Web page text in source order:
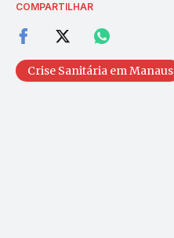
COMPARTILHAR
Crise Sanitária em Manaus